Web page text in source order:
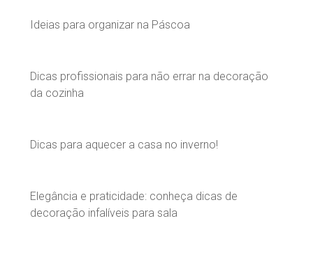
Ideias para organizar na Páscoa
Dicas profissionais para não errar na decoração
da cozinha
Dicas para aquecer a casa no inverno!
Elegância e praticidade: conheça dicas de
decoração infalíveis para sala